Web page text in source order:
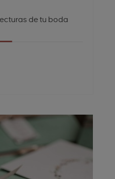
de tu boda